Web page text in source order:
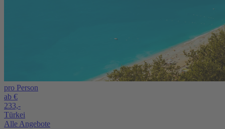
pro Person
ab €
233,-
Türkei
Alle Angebote